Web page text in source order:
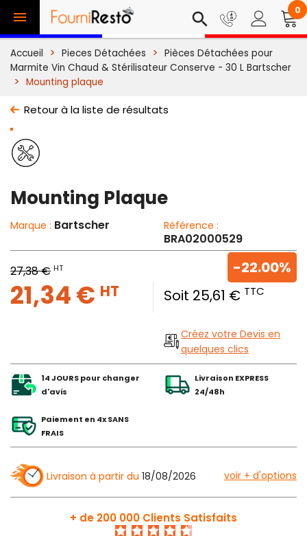
 search 0
Accueil Pieces Détachées
Pièces Détachées pour
Marmite Vin Chaud & Stérilisateur Conserve - 30 L Bartscher
Mounting plaque
Retour à la liste de résultats
Mounting Plaque
Marque : Bartscher Référence :
BRA02000529
27,38 € HT
21,34 € HT Soit 25,61 € TTC
-22.00%
Créez votre Devis en
quelques clics
14 JOURS pour changer
d'avis
Livraison EXPRESS
24/48h
Paiement en 4x SANS
FRAIS
Livraison à partir du 18/08/2026 voir + d'options
+ de 200 000 Clients Satisfaits